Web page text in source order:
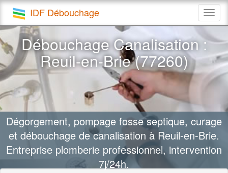
IDF Débouchage
Débouchage Canalisation :
Reuil-en-Brie (77260)
Dégorgement, pompage fosse septique, curage
et débouchage de canalisation à Reuil-en-Brie.
Entreprise plomberie professionnel, intervention
7j/24h.